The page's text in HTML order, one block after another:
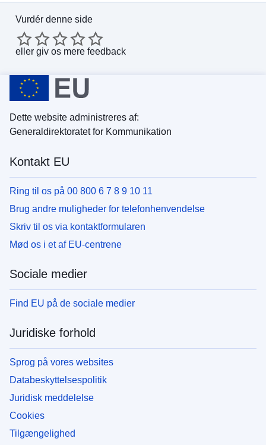
Vurdér denne side
eller giv os mere feedback
Dette website administreres af:
Generaldirektoratet for Kommunikation
Kontakt EU
Ring til os på 00 800 6 7 8 9 10 11
Brug andre muligheder for telefonhenvendelse
Skriv til os via kontaktformularen
Mød os i et af EU-centrene
Sociale medier
Find EU på de sociale medier
Juridiske forhold
Sprog på vores websites
Databeskyttelsespolitik
Juridisk meddelelse
Cookies
Tilgængelighed